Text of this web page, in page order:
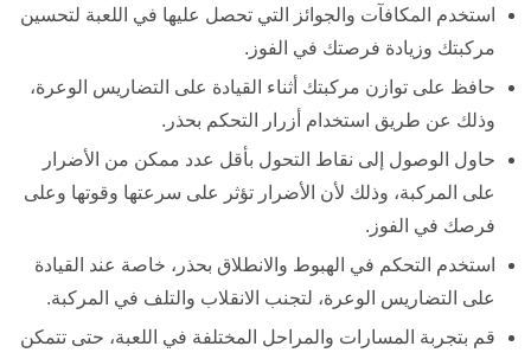
استخدم المكافآت والجوائز التي تحصل عليها في اللعبة لتحسين
مركبتك وزيادة فرصتك في الفوز.
حافظ على توازن مركبتك أثناء القيادة على التضاريس الوعرة،
وذلك عن طريق استخدام أزرار التحكم بحذر.
حاول الوصول إلى نقاط التحول بأقل عدد ممكن من الأضرار
على المركبة، وذلك لأن الأضرار تؤثر على سرعتها وقوتها وعلى
فرصك في الفوز.
استخدم التحكم في الهبوط والانطلاق بحذر، خاصة عند القيادة
على التضاريس الوعرة، لتجنب الانقلاب والتلف في المركبة.
قم بتجربة المسارات والمراحل المختلفة في اللعبة، حتى تتمكن